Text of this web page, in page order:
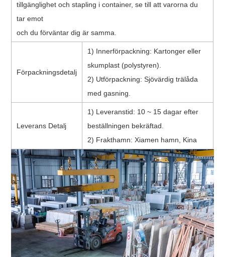
tillgänglighet och stapling i container, se till att varorna du
tar emot
och du förväntar dig är samma.
Förpackningsdetalj
1) Innerförpackning: Kartonger eller
skumplast (polystyren).
2) Utförpackning: Sjövärdig trälåda
med gasning.
Leverans Detalj
1) Leveranstid: 10 ~ 15 dagar efter
beställningen bekräftad.
2) Frakthamn: Xiamen hamn, Kina